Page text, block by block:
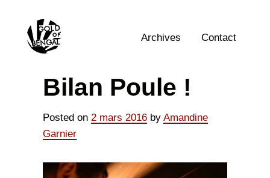
content
Archives
Contact
Bilan Poule !
Posted on 2 mars 2016 by Amandine
Garnier